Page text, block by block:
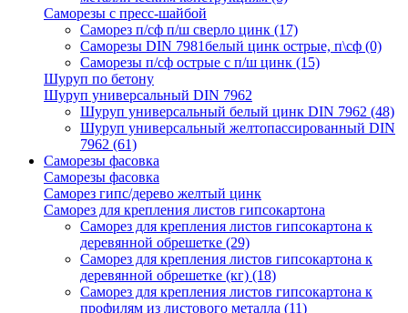
Саморезы с пресс-шайбой
Саморез п/сф п/ш сверло цинк (17)
Саморезы DIN 7981белый цинк острые, п\сф (0)
Саморезы п/сф острые с п/ш цинк (15)
Шуруп по бетону
Шуруп универсальный DIN 7962
Шуруп универсальный белый цинк DIN 7962 (48)
Шуруп универсальный желтопассированный DIN
7962 (61)
Саморезы фасовка
Саморезы фасовка
Саморез гипс/дерево желтый цинк
Саморез для крепления листов гипсокартона
Саморез для крепления листов гипсокартона к
деревянной обрешетке (29)
Саморез для крепления листов гипсокартона к
деревянной обрешетке (кг) (18)
Саморез для крепления листов гипсокартона к
профилям из листового металла (11)